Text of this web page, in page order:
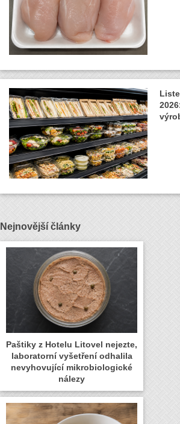
Nejnovější články
Paštiky z Hotelu Litovel nejezte,
laboratorní vyšetření odhalila
nevyhovující mikrobiologické
nálezy